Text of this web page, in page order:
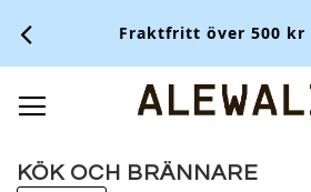
Fraktfritt över 500 kr
KÖK OCH BRÄNNARE